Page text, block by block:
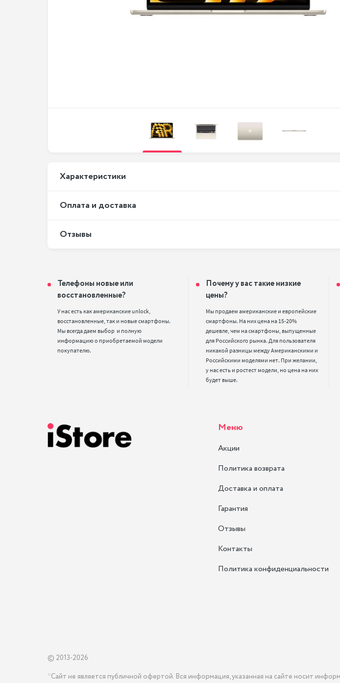
Xарактеристики
Оплата и доставка
Отзывы
Телефоны новые или
восстановленные?
У нас есть как американские unlock,
восстановленные, так и новые смартфоны.
Мы всегда даем выбор  и полную
информацию о приобретаемой модели
покупателю.
Почему у вас такие низкие
цены?
Мы продаем американские и европейские
смартфоны. На них цена на 15-20%
дешевле, чем на смартфоны, выпущенные
для Российского рынка. Для пользователя
никакой разницы между Американскими и
Российскими моделями нет. При желании,
у нас есть и ростест модели, но цена на них
будет выше.
Меню
Акции
Политика возврата
Доставка и оплата
Гарантия
Отзывы
Контакты
Политика конфиденциальности
© 2013-2026
*Сайт не является публичной офертой. Вся информация, указанная на сайте носит